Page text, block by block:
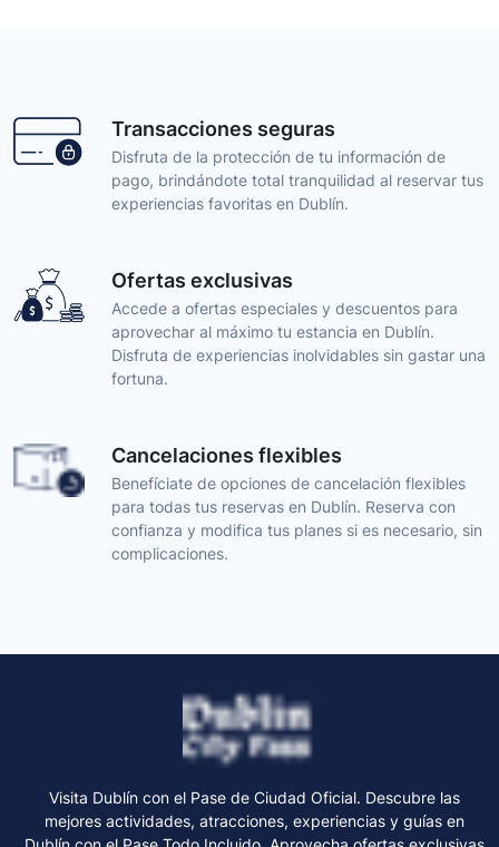
Transacciones seguras
Disfruta de la protección de tu información de
pago, brindándote total tranquilidad al reservar tus
experiencias favoritas en Dublín.
Ofertas exclusivas
Accede a ofertas especiales y descuentos para
aprovechar al máximo tu estancia en Dublín.
Disfruta de experiencias inolvidables sin gastar una
fortuna.
Cancelaciones flexibles
Benefíciate de opciones de cancelación flexibles
para todas tus reservas en Dublín. Reserva con
confianza y modifica tus planes si es necesario, sin
complicaciones.
Visita Dublín con el Pase de Ciudad Oficial. Descubre las
mejores actividades, atracciones, experiencias y guías en